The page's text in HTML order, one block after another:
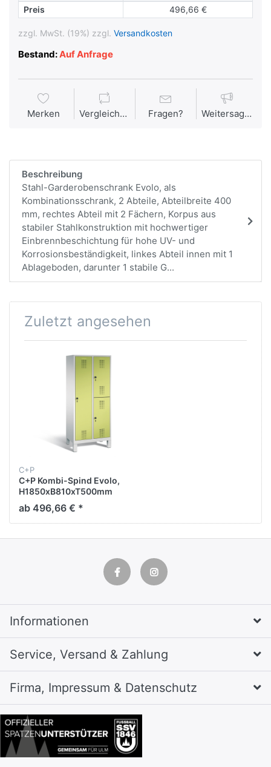
Preis
496,66 €
zzgl. MwSt. (19%) zzgl. Versandkosten
Bestand:Auf Anfrage
Merken Vergleichen Fragen? Weitersagen
Beschreibung
Stahl-Garderobenschrank Evolo, als
Kombinationsschrank, 2 Abteile, Abteilbreite 400
mm, rechtes Abteil mit 2 Fächern, Korpus aus
stabiler Stahlkonstruktion mit hochwertiger
Einbrennbeschichtung für hohe UV- und
Korrosionsbeständigkeit, linkes Abteil innen mit 1
Ablageboden, darunter 1 stabile G...
Zuletzt angesehen
C+P
C+P Kombi-Spind Evolo,
H1850xB810xT500mm
ab 496,66 € *
Informationen
Service, Versand & Zahlung
Firma, Impressum & Datenschutz